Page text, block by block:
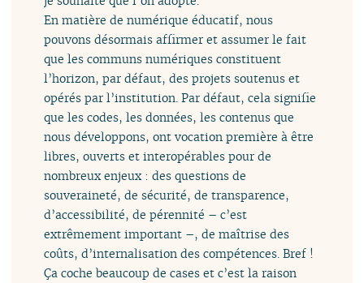
En matière de numérique éducatif, nous
pouvons désormais affirmer et assumer le fait
que les communs numériques constituent
l’horizon, par défaut, des projets soutenus et
opérés par l’institution. Par défaut, cela signifie
que les codes, les données, les contenus que
nous développons, ont vocation première à être
libres, ouverts et interopérables pour de
nombreux enjeux : des questions de
souveraineté, de sécurité, de transparence,
d’accessibilité, de pérennité – c’est
extrêmement important –, de maîtrise des
coûts, d’internalisation des compétences. Bref !
Ça coche beaucoup de cases et c’est la raison